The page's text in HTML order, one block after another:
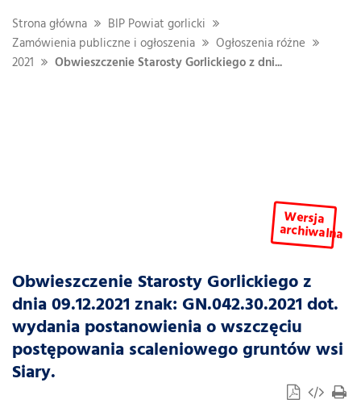
Strona główna
BIP Powiat gorlicki
Zamówienia publiczne i ogłoszenia
Ogłoszenia różne
2021
Obwieszczenie Starosty Gorlickiego z dni...
Wersja
archiwalna
Obwieszczenie Starosty Gorlickiego z
dnia 09.12.2021 znak: GN.042.30.2021 dot.
wydania postanowienia o wszczęciu
postępowania scaleniowego gruntów wsi
Siary.